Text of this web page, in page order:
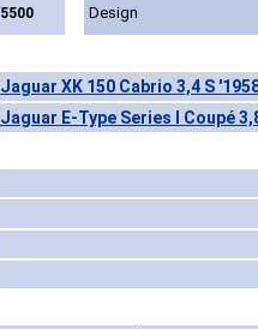
5500 Design
Jaguar XK 150 Cabrio 3,4 S
Jaguar E-Type Series I Coupé